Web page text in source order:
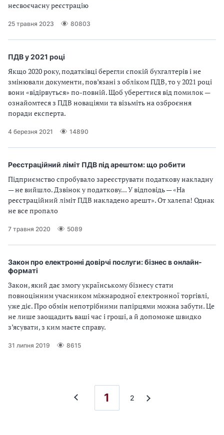
несвоєчасну реєстрацію
25 травня 2023 80803
ПДВ у 2021 році
Якщо 2020 року, податківці берегли спокій бухгалтерів і не
змінювали документи, пов’язані з обліком ПДВ, то у 2021 році
вони «відірвуться» по-повній. Щоб уберегтися від помилок —
ознайомтеся з ПДВ новаціями та візьміть на озброєння
поради експерта.
4 березня 2021 14890
Реєстраційний ліміт ПДВ під арештом: що робити
Підприємство спробувало зареєструвати податкову накладну
— не вийшло. Дзвінок у податкову... У відповідь — «На
реєстраційний ліміт ПДВ накладено арешт». От халепа! Однак
не все пропало
7 травня 2020 5089
Закон про електронні довірчі послуги: бізнес в онлайн-
форматі
Закон, який дає змогу українському бізнесу стати
повноцінним учасником міжнародної електронної торгівлі,
уже діє. Про обмін непотрібними папірцями можна забути. Це
не лише заощадить ваші час і гроші, а й допоможе швидко
з’ясувати, з ким маєте справу.
31 липня 2019 8615
1 2